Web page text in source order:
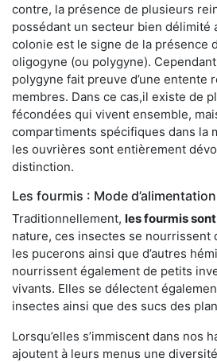
contre, la présence de plusieurs
possédant un secteur bien délimité
colonie est le signe de la présence
oligogyne (ou polygyne).
polygyne fait preuve d’une entente
membres. Dans ce cas,il existe de
fécondées qui vivent ensemble,
compartiments spécifiques dans la
les ouvrières sont entièrement
distinction.
Les fourmis : Mode d’alimentation
Traditionnellement, les fourmis
nature, ces insectes se nourrissent
les pucerons ainsi que d’autres
nourrissent également de petits
vivants. Elles se délectent
insectes ainsi que des sucs des
Lorsqu’elles s’immiscent dans nos
ajoutent à leurs menus une